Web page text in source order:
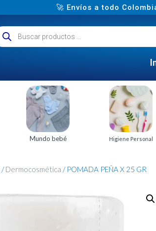
🚀 Envíos a todo
Mundo bebé Higiene Personal
/Dermocosmética / POMADA PEÑA X 25 GR